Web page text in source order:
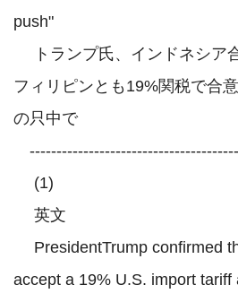
push"
フィリピンとも19%関税で合
の只中で
accept a 19% U.S. import tariff